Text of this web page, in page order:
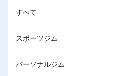
すべて
スポーツジム
パーソナルジム